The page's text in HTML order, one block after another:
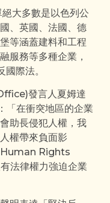
大多數是以色列公
、英國、法國、德
等涵蓋建料和工程
服務等多種企業，
際法。
發言人夏姆達
在衝突地區的企業
助長侵犯人權，我
權帶來負面影
Rights
法律權力強迫企業